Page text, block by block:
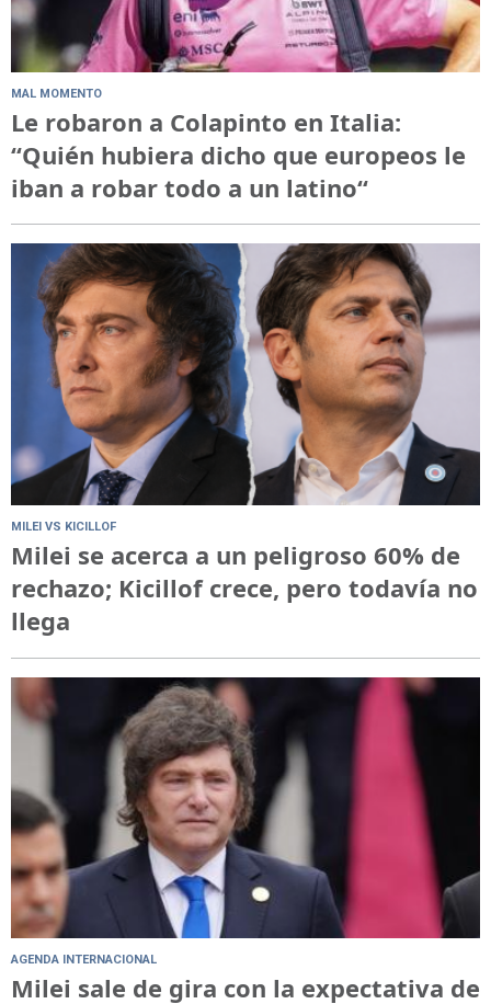
MAL MOMENTO
Le robaron a Colapinto en Italia:
“Quién hubiera dicho que europeos le
iban a robar todo a un latino“
MILEI VS KICILLOF
Milei se acerca a un peligroso 60% de
rechazo; Kicillof crece, pero todavía no
llega
AGENDA INTERNACIONAL
Milei sale de gira con la expectativa de